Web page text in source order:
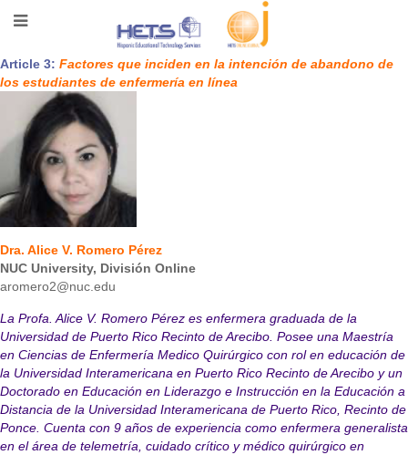
Article 3: Factores que inciden en la intención de abandono de
los estudiantes de enfermería en línea
Dra. Alice V. Romero Pérez
NUC University, División Online
aromero2@nuc.edu
La Profa. Alice V. Romero Pérez es enfermera graduada de la
Universidad de Puerto Rico Recinto de Arecibo. Posee una Maestría
en Ciencias de Enfermería Medico Quirúrgico con rol en educación de
la Universidad Interamericana en Puerto Rico Recinto de Arecibo y un
Doctorado en Educación en Liderazgo e Instrucción en la Educación a
Distancia de la Universidad Interamericana de Puerto Rico, Recinto de
Ponce. Cuenta con 9 años de experiencia como enfermera generalista
en el área de telemetría, cuidado crítico y médico quirúrgico en